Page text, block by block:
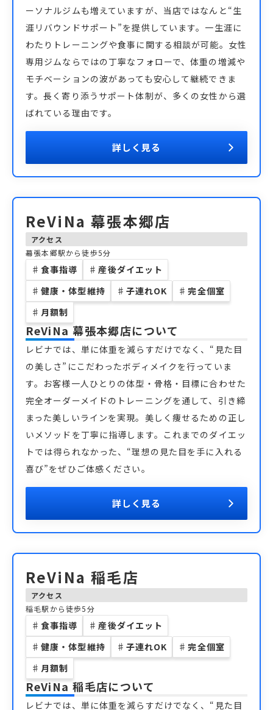
ーソナルジムも増えていますが、当店ではなんと“生
涯リバウンドサポート”を提供しています。一生涯に
わたりトレーニングや食事に関する相談が可能。女性
専用ジムならではの丁寧なフォローで、体重の増減や
モチベーションの波があっても安心して継続できま
す。長く寄り添うサポート体制が、多くの女性から選
ばれている理由です。
詳しく見る
ReViNa 幕張本郷店
アクセス
幕張本郷駅から徒歩5分
♯ 食事指導 ♯ 産後ダイエット
♯ 健康・体型維持 ♯ 子連れOK ♯ 完全個室
♯ 月額制
ReViNa 幕張本郷店について
レビナでは、単に体重を減らすだけでなく、“見た目
の美しさ”にこだわったボディメイクを行っていま
す。お客様一人ひとりの体型・骨格・目標に合わせた
完全オーダーメイドのトレーニングを通して、引き締
まった美しいラインを実現。美しく痩せるための正し
いメソッドを丁寧に指導します。これまでのダイエッ
トでは得られなかった、“理想の見た目を手に入れる
喜び”をぜひご体感ください。
詳しく見る
ReViNa 稲毛店
アクセス
稲毛駅から徒歩5分
♯ 食事指導 ♯ 産後ダイエット
♯ 健康・体型維持 ♯ 子連れOK ♯ 完全個室
♯ 月額制
ReViNa 稲毛店について
レビナでは、単に体重を減らすだけでなく、“見た目